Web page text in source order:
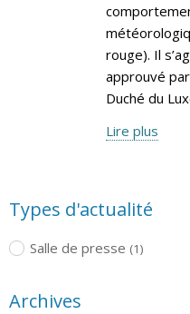
rouge). Il
approuvé
Duché du
Lire plus
Types d'actualité
Salle de presse (1)
Archives